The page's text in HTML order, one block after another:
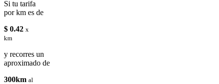
Si tu tarifa
por km es de
$ 0.42 x
km
y recorres un
aproximado de
300km al